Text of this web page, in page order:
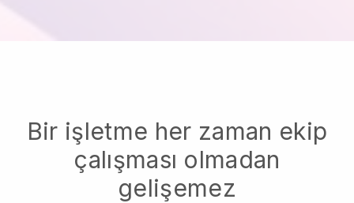
Bir işletme her zaman ekip
çalışması olmadan
gelişemez